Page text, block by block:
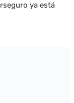
ya está